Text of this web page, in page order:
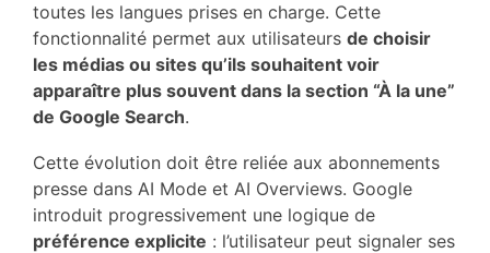
toutes les langues prises en charge. Cette
fonctionnalité permet aux utilisateurs de choisir
les médias ou sites qu’ils souhaitent voir
apparaître plus souvent dans la section “À la une”
de Google Search.
Cette évolution doit être reliée aux abonnements
presse dans AI Mode et AI Overviews. Google
introduit progressivement une logique de
préférence explicite : l’utilisateur peut signaler ses